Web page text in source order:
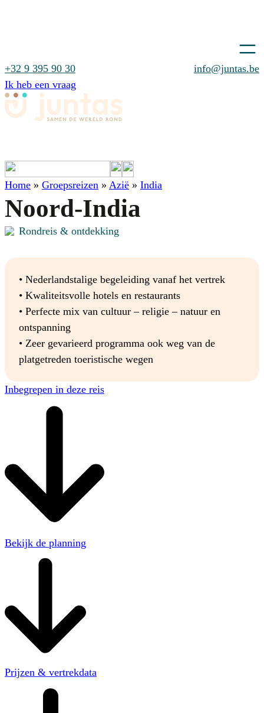
+32 9 395 90 30
info@juntas.be
Ik heb een vraag
Strand & verkenning
Rondreis & ontdekking
Cruises
Exclusief alleenreizenden
Noord-Amerika
Azië
Afrika
Antarctica
Home » Groepsreizen » Azië » India
Noord-India
Rondreis & ontdekking
• Nederlandstalige begeleiding vanaf het vertrek
• Kwaliteitsvolle hotels en restaurants
• Perfecte mix van cultuur – religie – natuur en
ontspanning
• Zeer gevarieerd programma ook weg van de
platgetreden toeristische wegen
Inbegrepen in deze reis
Bekijk de planning
Prijzen & vertrekdata